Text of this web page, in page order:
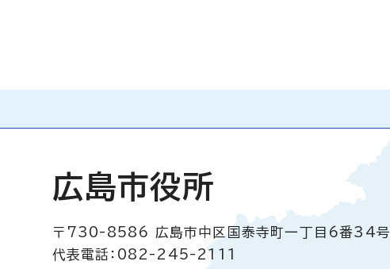
広島市役所
〒730-8586
広島市中区国泰寺町一丁目6番34号
代表電話：082-245-2111